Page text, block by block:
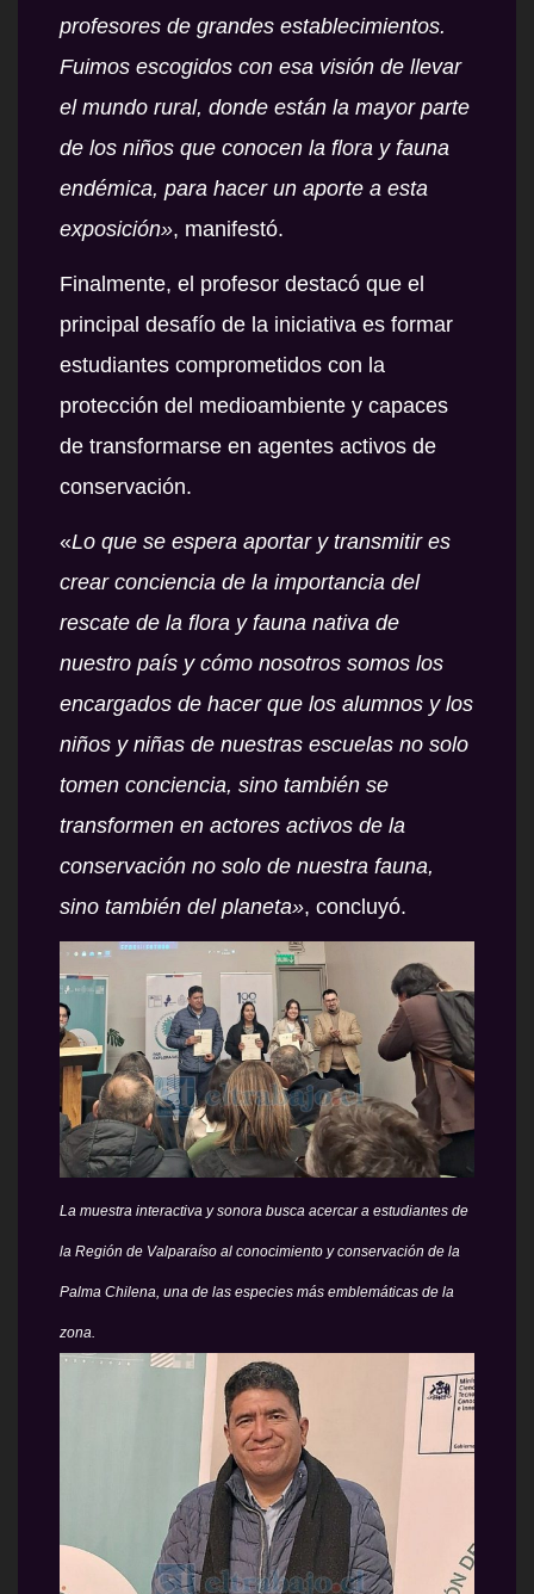
profesores de grandes establecimientos.
Fuimos escogidos con esa visión de llevar
el mundo rural, donde están la mayor parte
de los niños que conocen la flora y fauna
endémica, para hacer un aporte a esta
exposición», manifestó.
Finalmente, el profesor destacó que el
principal desafío de la iniciativa es formar
estudiantes comprometidos con la
protección del medioambiente y capaces
de transformarse en agentes activos de
conservación.
«Lo que se espera aportar y transmitir es
crear conciencia de la importancia del
rescate de la flora y fauna nativa de
nuestro país y cómo nosotros somos los
encargados de hacer que los alumnos y los
niños y niñas de nuestras escuelas no solo
tomen conciencia, sino también se
transformen en actores activos de la
conservación no solo de nuestra fauna,
sino también del planeta», concluyó.
La muestra interactiva y sonora busca acercar a estudiantes de
la Región de Valparaíso al conocimiento y conservación de la
Palma Chilena, una de las especies más emblemáticas de la
zona.